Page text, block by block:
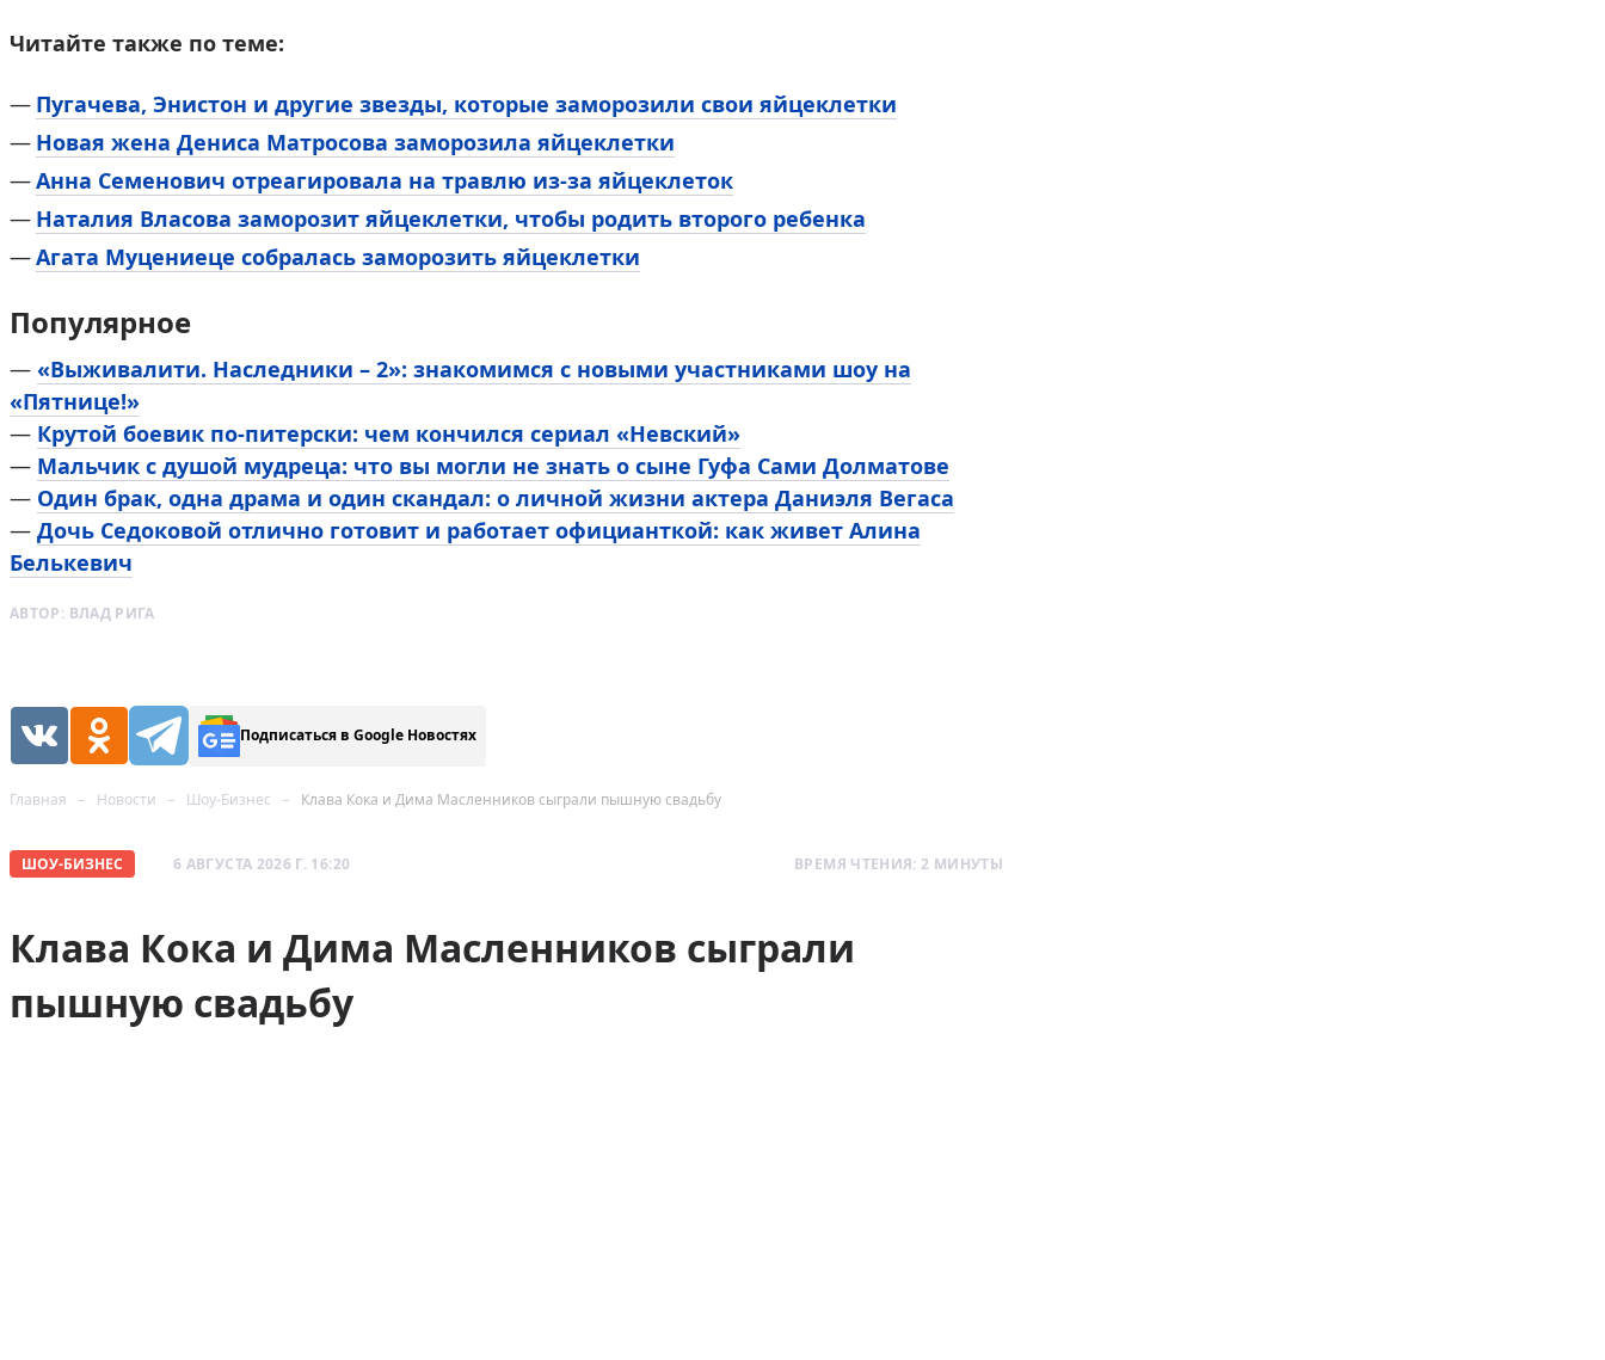
Читайте также по теме:
Пугачева, Энистон и другие звезды, которые заморозили свои яйцеклетки
Новая жена Дениса Матросова заморозила яйцеклетки
Анна Семенович отреагировала на травлю из-за яйцеклеток
Наталия Власова заморозит яйцеклетки, чтобы родить второго ребенка
Агата Муцениеце собралась заморозить яйцеклетки
Популярное
— «Выживалити. Наследники – 2»: знакомимся с новыми участниками шоу на
«Пятнице!»
— Крутой боевик по-питерски: чем кончился сериал «Невский»
— Мальчик с душой мудреца: что вы могли не знать о сыне Гуфа Сами Долматове
— Один брак, одна драма и один скандал: о личной жизни актера Даниэля Вегаса
— Дочь Седоковой отлично готовит и работает официанткой: как живет Алина
Белькевич
АВТОР: ВЛАД РИГА
Подписаться в Google Новостях
Главная Новости Шоу-Бизнес Клава Кока и Дима Масленников сыграли пышную свадьбу
ШОУ-БИЗНЕС 6 АВГУСТА 2026 Г. 16:20 ВРЕМЯ ЧТЕНИЯ: 2 МИНУТЫ
Клава Кока и Дима Масленников сыграли
пышную свадьбу